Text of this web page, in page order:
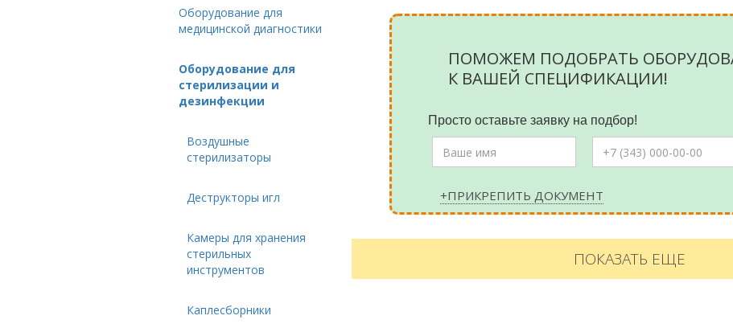
Оборудование для
медицинской диагностики
Оборудование для
стерилизации и
дезинфекции
Воздушные
стерилизаторы
Деструкторы игл
Камеры для хранения
стерильных
инструментов
Каплесборники
ПОМОЖЕМ ПОДОБРАТЬ
К ВАШЕЙ СПЕЦИФИКАЦИИ!
Просто оставьте заявку на подбор!
+ПРИКРЕПИТЬ ДОКУМЕНТ
ПОКАЗАТЬ ЕЩЕ